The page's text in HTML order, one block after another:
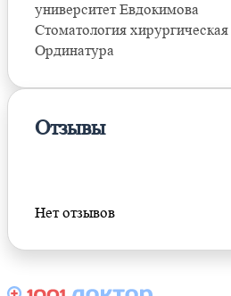
университет Евдокимова
Стоматология хирургическая
Ординатура
Отзывы
Нет отзывов